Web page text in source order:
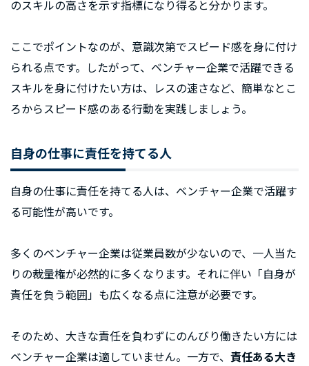
のスキルの高さを示す指標になり得ると分かります。
ここでポイントなのが、意識次第でスピード感を身に付け
られる点です。したがって、ベンチャー企業で活躍できる
スキルを身に付けたい方は、レスの速さなど、簡単なとこ
ろからスピード感のある行動を実践しましょう。
自身の仕事に責任を持てる人
自身の仕事に責任を持てる人は、ベンチャー企業で活躍す
る可能性が高いです。
多くのベンチャー企業は従業員数が少ないので、一人当た
りの裁量権が必然的に多くなります。それに伴い「自身が
責任を負う範囲」も広くなる点に注意が必要です。
そのため、大きな責任を負わずにのんびり働きたい方には
ベンチャー企業は適していません。一方で、 責任ある大き